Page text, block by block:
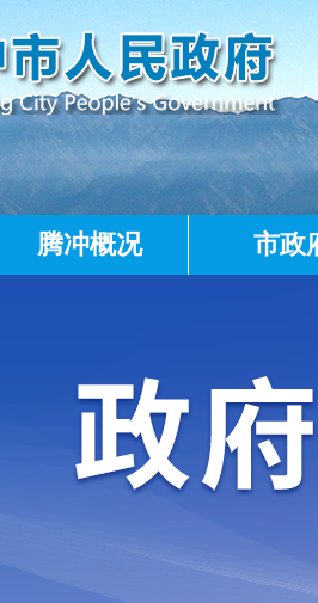
腾冲概况 市政